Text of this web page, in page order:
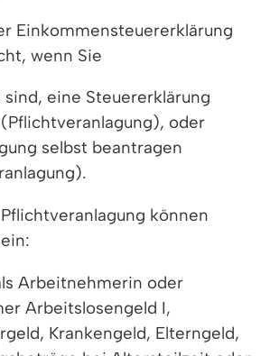
Einkommensteuererklärung
wenn Sie
eine Steuererklärung
oder
selbst beantragen
können
Arbeitnehmerin oder
Arbeitslosengeld I,
Krankengeld, Elterngeld,